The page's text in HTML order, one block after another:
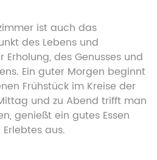
ist auch das
des Lebens und
des Genusses und
Ein guter Morgen beginnt
Frühstück im Kreise der
und zu Abend trifft man
genießt ein gutes Essen
aus.